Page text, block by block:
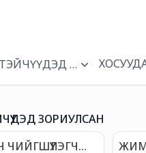
ЗОРИУЛСАН
ЗОРИУЛСАН
ЧИЙГШҮҮЛЭГЧ